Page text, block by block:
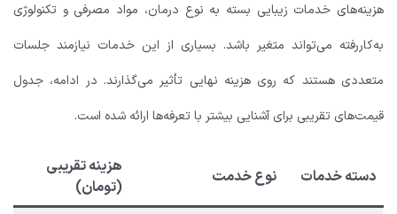
هزینه‌های خدمات زیبایی بسته به نوع درمان، مواد مصرفی و تکنولوژی
به‌کاررفته می‌تواند متغیر باشد. بسیاری از این خدمات نیازمند جلسات
متعددی هستند که روی هزینه نهایی تأثیر می‌گذارند. در ادامه، جدول
قیمت‌های تقریبی برای آشنایی بیشتر با تعرفه‌ها ارائه شده است.
دسته خدمات نوع خدمت
هزینه تقریبی
(تومان)